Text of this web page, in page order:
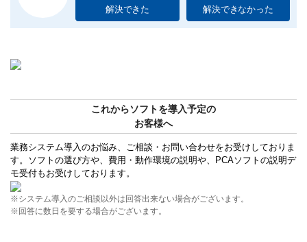
解決できた 解決できなかった
これからソフトを導入予定の
お客様へ
業務システム導入のお悩み、ご相談・お問い合わせをお受けしておりま
す。ソフトの選び方や、費用・動作環境の説明や、PCAソフトの説明デ
モ受付もお受けしております。
※システム導入のご相談以外は回答出来ない場合がございます。
※回答に数日を要する場合がございます。